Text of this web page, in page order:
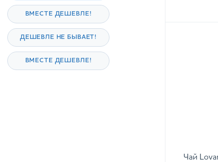
ВМЕСТЕ ДЕШЕВЛЕ!
ДЕШЕВЛЕ НЕ БЫВАЕТ!
ВМЕСТЕ ДЕШЕВЛЕ!
Чай